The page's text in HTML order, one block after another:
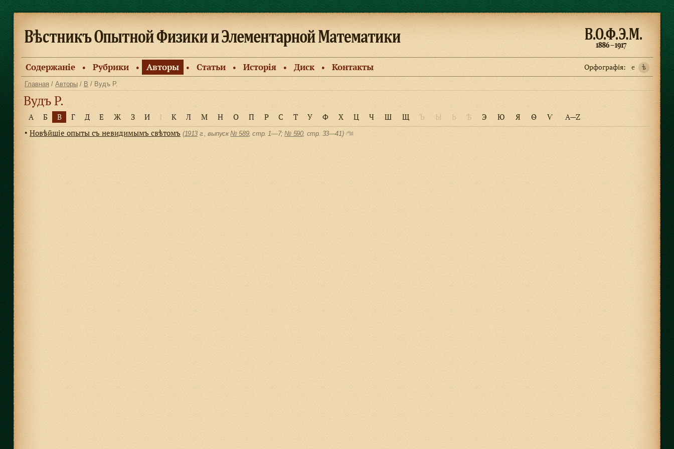
Содержанiе ● Рубрики ● Авторы ● Статьи ● Исторiя ● Диск ● Контакты Орфографiя: e ѣ
Главная / Авторы / В / Вудъ Р.
Вудъ Р.
А Б В Г Д Е Ж З И І К Л М Н О П Р С Т У Ф Х Ц Ч Ш Щ Ъ Ы Ь Ѣ Э Ю Я Ѳ Ѵ A—Z
● Новѣйшіе опыты съ невидимымъ свѣтомъ (1913 г., выпуск№ 589, cтр. 1—7;№ 590, cтр. 33—41)